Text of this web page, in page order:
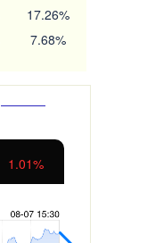
17.26%
7.68%
1.01%